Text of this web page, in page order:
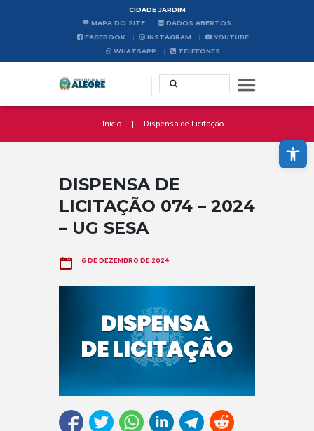
Abrir a barra de ferramentas
CIDADE JARDIM
MAPA DO SITE
DADOS ABERTOS
FACEBOOK
INSTAGRAM
YOUTUBE
WHATSAPP
TELEFONES
Início Dispensa de Licitação
DISPENSA DE
LICITAÇÃO 074 – 2024
– UG SESA
6 DE DEZEMBRO DE 2024